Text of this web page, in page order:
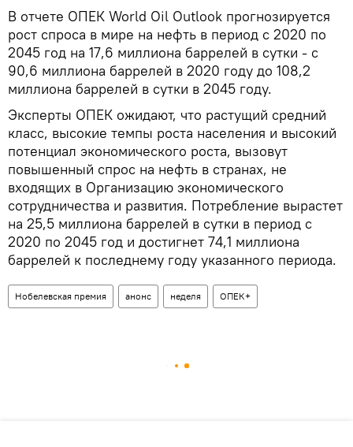
В отчете ОПЕК World Oil Outlook прогнозируется
рост спроса в мире на нефть в период с 2020 по
2045 год на 17,6 миллиона баррелей в сутки - с
90,6 миллиона баррелей в 2020 году до 108,2
миллиона баррелей в сутки в 2045 году.
Эксперты ОПЕК ожидают, что растущий средний
класс, высокие темпы роста населения и высокий
потенциал экономического роста, вызовут
повышенный спрос на нефть в странах, не
входящих в Организацию экономического
сотрудничества и развития. Потребление вырастет
на 25,5 миллиона баррелей в сутки в период с
2020 по 2045 год и достигнет 74,1 миллиона
баррелей к последнему году указанного периода.
Нобелевская премия анонс неделя ОПЕК+